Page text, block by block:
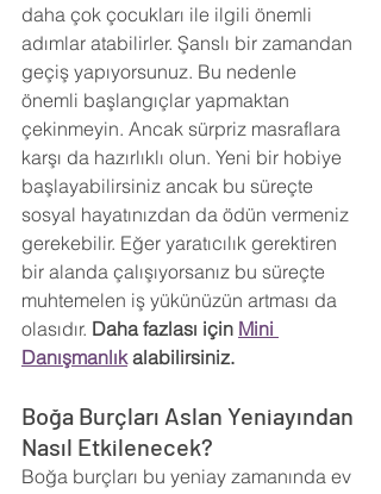
daha çok çocukları ile ilgili önemli
adımlar atabilirler. Şanslı bir zamandan
geçiş yapıyorsunuz. Bu nedenle
önemli başlangıçlar yapmaktan
çekinmeyin. Ancak sürpriz masraflara
karşı da hazırlıklı olun. Yeni bir hobiye
başlayabilirsiniz ancak bu süreçte
sosyal hayatınızdan da ödün vermeniz
gerekebilir. Eğer yaratıcılık gerektiren
bir alanda çalışıyorsanız bu süreçte
muhtemelen iş yükünüzün artması da
olasıdır. Daha fazlası için Mini
Danışmanlık alabilirsiniz.
Boğa Burçları Aslan Yeniayından
Nasıl Etkilenecek?
Boğa burçları bu yeniay zamanında ev